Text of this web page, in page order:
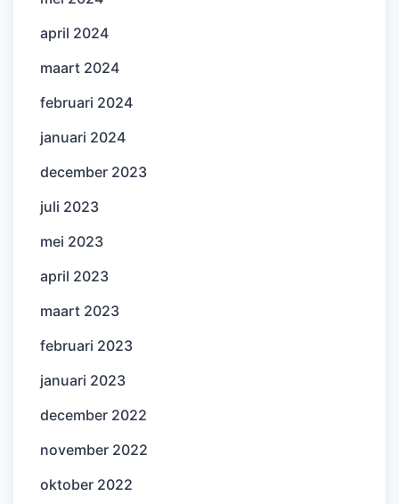
april 2024
maart 2024
februari 2024
januari 2024
december 2023
juli 2023
mei 2023
april 2023
maart 2023
februari 2023
januari 2023
december 2022
november 2022
oktober 2022